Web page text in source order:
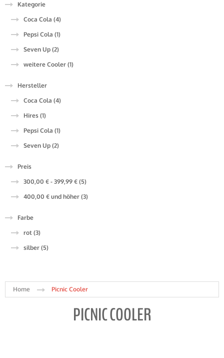
Kategorie
Coca Cola (4)
Pepsi Cola (1)
Seven Up (2)
weitere Cooler (1)
Hersteller
Coca Cola (4)
Hires (1)
Pepsi Cola (1)
Seven Up (2)
Preis
300,00 € - 399,99 € (5)
400,00 € und höher (3)
Farbe
rot (3)
silber (5)
Home Picnic Cooler
PICNIC COOLER